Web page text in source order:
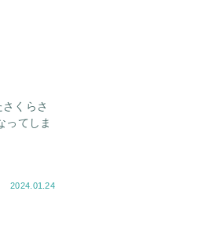
くらさ
ってしま
2024.01.24